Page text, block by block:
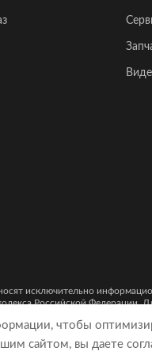
исключительно
Российской Федерации.
а также точной стоимости
чтобы
сайтом, вы даете